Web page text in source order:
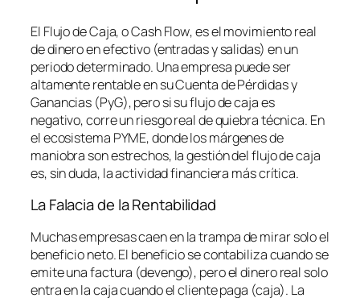
El Flujo de Caja, oCash Flow, es el movimiento real
de dinero en efectivo (entradas y salidas) en un
periodo determinado. Una empresa puede ser
altamente rentable en su Cuenta de Pérdidas y
Ganancias (PyG), pero si su flujo de caja es
negativo, corre un riesgo real de quiebra técnica. En
el ecosistema PYME, donde los márgenes de
maniobra son estrechos, la gestión del flujo de caja
es, sin duda, la actividad financiera más crítica.
La Falacia de la Rentabilidad
Muchas empresas caen en la trampa de mirar solo el
beneficio neto. El beneficio se contabiliza cuando se
emite una factura (devengo), pero el dinero real solo
entra en la caja cuando el cliente paga (caja). La